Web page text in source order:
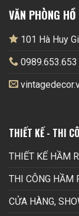
VĂN PHÒNG
101 Hà Huy
THIẾT KẾ - THI
THIẾT KẾ HẦM
THI CÔNG HẦM
CỬA HÀNG,